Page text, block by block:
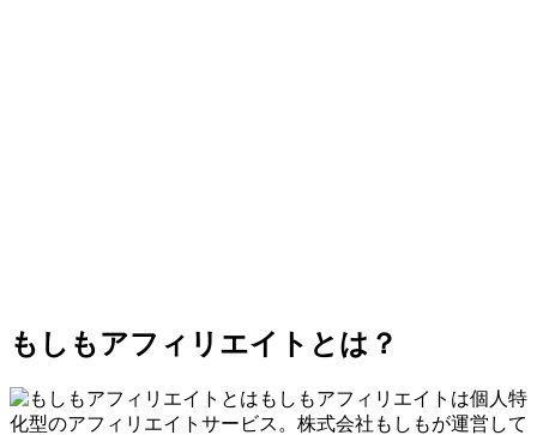
もしもアフィリエイトとは？
もしもアフィリエイトは個人特
化型のアフィリエイトサービス。株式会社もしもが運営して